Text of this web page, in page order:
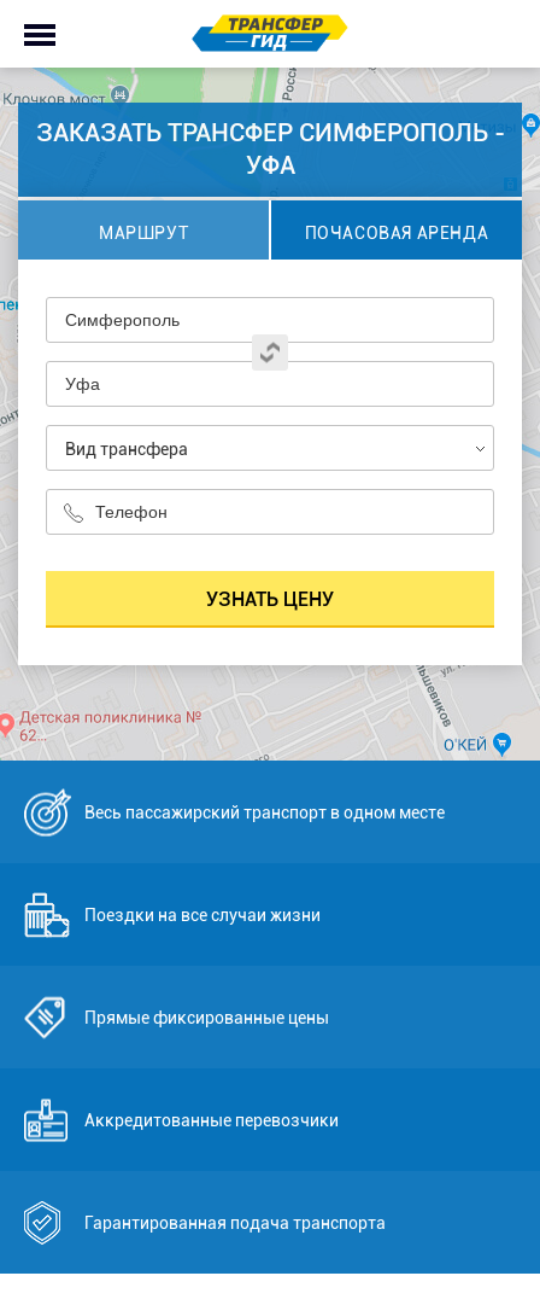
ЗАКАЗАТЬ ТРАНСФЕР СИМФЕРОПОЛЬ -
УФА
МАРШРУТ ПОЧАСОВАЯ АРЕНДА
Вид трансфера
Весь пассажирский транспорт в одном месте
Поездки на все случаи жизни
Прямые фиксированные цены
Аккредитованные перевозчики
Гарантированная подача транспорта